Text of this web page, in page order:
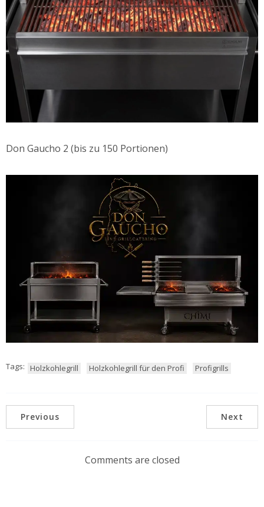
Don Gaucho 2 (bis zu 150 Portionen)
Tags: Holzkohlegrill Holzkohlegrill für den Profi Profigrills
Previous Next
Comments are closed